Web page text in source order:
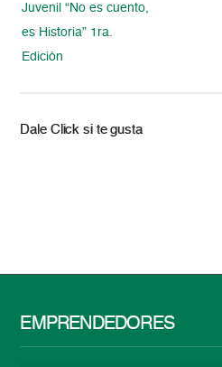
Juvenil “No es cuento,
es Historia” 1ra.
Edición
Dale Click si te gusta
EMPRENDEDORES